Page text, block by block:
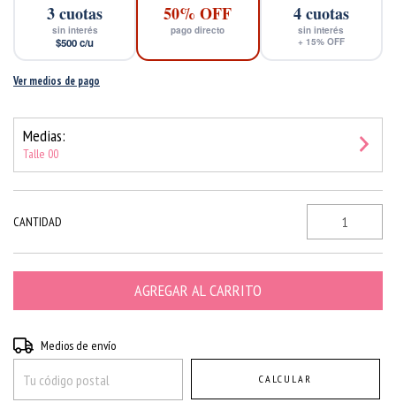
3cuotas
sin interés
$500c/u
50% OFF
pago directo
4cuotas
sin interés
+ 15% OFF
Ver medios de pago
Medias:
Talle 00
CANTIDAD
Entregas para el CP:
Medios de envío
CALCULAR